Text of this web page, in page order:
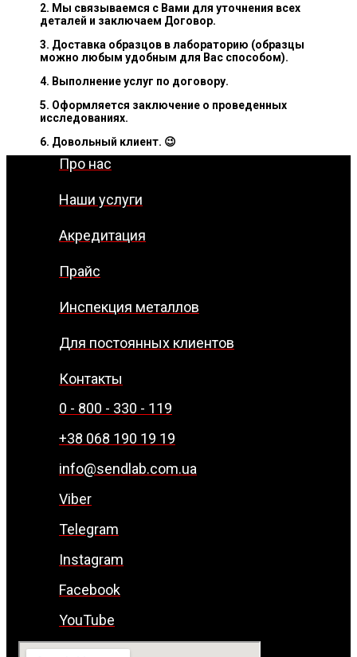
2. Мы связываемся с Вами для уточнения всех
деталей и заключаем Договор.
3. Доставка образцов в лабораторию (образцы
можно любым удобным для Вас способом).
4. Выполнение услуг по договору.
5. Оформляется заключение о проведенных
исследованиях.
6. Довольный клиент. 😉
Про нас
Наши услуги
Акредитация
Прайс
Инспекция металлов
Для постоянных клиентов
Контакты
0 - 800 - 330 - 119
+38 068 190 19 19
info@sendlab.com.ua
Viber
Telegram
Instagram
Facebook
YouTube